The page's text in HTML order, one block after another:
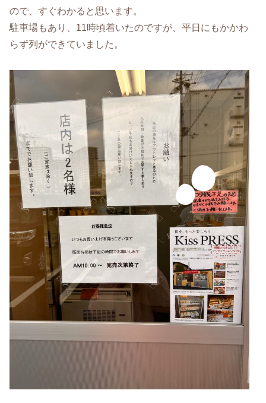
ので、すぐわかると思います。
駐車場もあり、11時頃着いたのですが、平日にもかかわ
らず列ができていました。